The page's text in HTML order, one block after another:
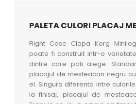
PALETA CULORI PLACAJ
Flight Case Clapa Korg
poate fi construit intr-o
dintre care poti alege.
placajul de mesteacan negru
el. Singura diferenta intre
la finisaj, placajul de